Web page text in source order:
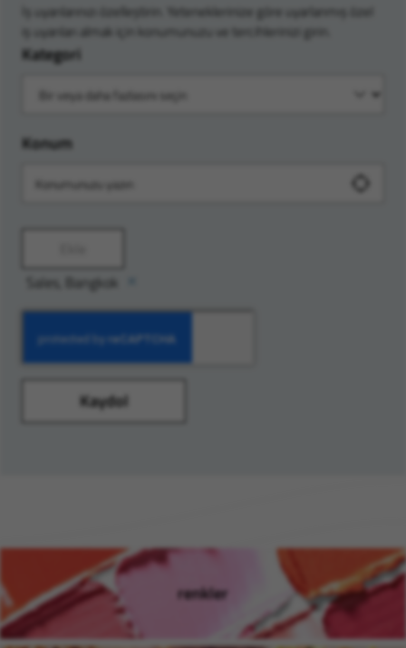
İş uyarılarınızı özelleştirin. Yeteneklerinize göre uyarlanmış özel
iş uyarıları almak için konumunuzu ve tercihlerinizi girin.
Kategori
Konum
Sales, Bangkok
Kaydol
renkler(opens in new window)